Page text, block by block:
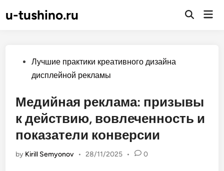
tou-tushino.ru
Open
PostedЛучшие практики креативного дизайна
дисплейной рекламы
Медийная реклама: призывы
к действию, вовлеченность и
показатели конверсии
by Kirill Semyonov • 28/11/2025 • 0